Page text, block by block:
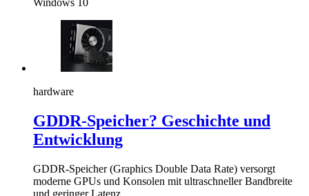
Windows 10
hardware
GDDR-Speicher? Geschichte und
Entwicklung
GDDR-Speicher (Graphics Double Data Rate) versorgt
moderne GPUs und Konsolen mit ultraschneller Bandbreite